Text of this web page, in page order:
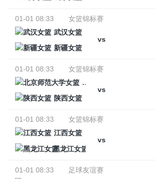
01-01 08:33
女篮锦标赛
武汉女篮
vs
新疆女篮
01-01 08:33
女篮锦标赛
北京师范大学女篮
vs
陕西女篮
01-01 08:33
女篮锦标赛
江西女篮
vs
黑龙江女篮
01-01 08:33
足球友谊赛